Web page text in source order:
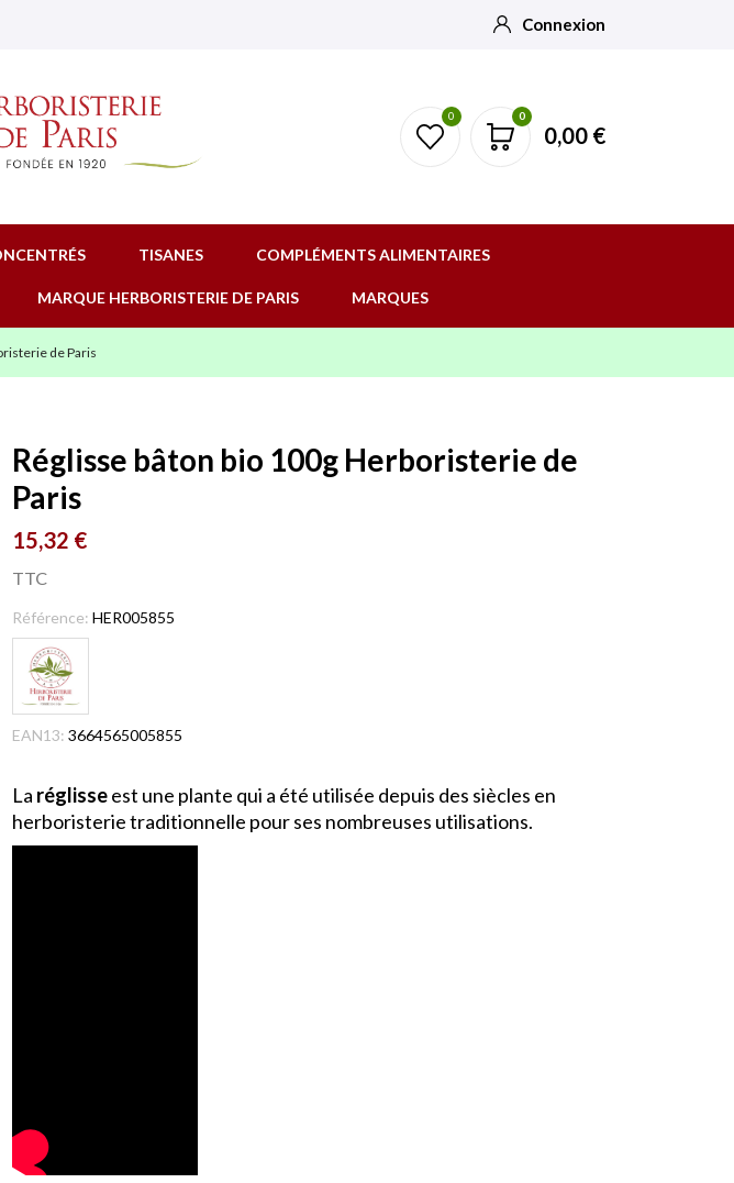
Connexion
0 0
0,00 €
TISANES COMPLÉMENTS ALIMENTAIRES
MARQUE HERBORISTERIE DE PARIS MARQUES
de Paris
Réglisse bâton bio 100g Herboristerie de
Paris
15,32 €
TTC
Référence: HER005855
EAN13: 3664565005855
La réglisseest une plante qui a été utilisée depuis des siècles en
herboristerie traditionnelle pour ses nombreuses utilisations.